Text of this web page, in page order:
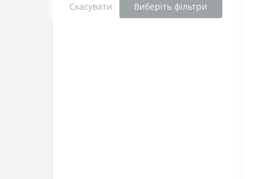
Скасувати Виберіть фільтри